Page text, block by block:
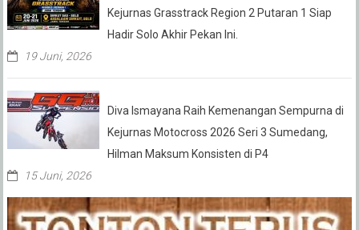
Kejurnas Grasstrack Region 2 Putaran 1 Siap
Hadir Solo Akhir Pekan Ini.
19 Juni, 2026
Diva Ismayana Raih Kemenangan Sempurna di
Kejurnas Motocross 2026 Seri 3 Sumedang,
Hilman Maksum Konsisten di P4
15 Juni, 2026